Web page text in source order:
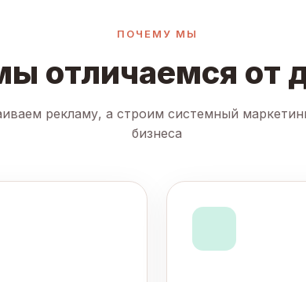
ПОЧЕМУ МЫ
отличаемся от
рекламу, а строим системный
бизнеса